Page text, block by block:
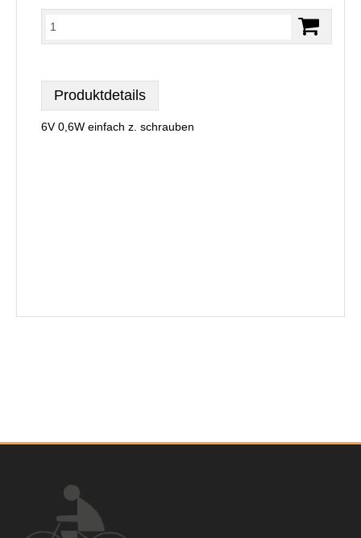
Produktdetails
6V 0,6W einfach z. schrauben